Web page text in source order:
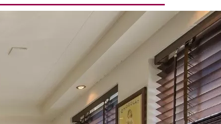
10 női szakma, amellyel
nemcsak többet
kereshetsz, de
boldogabb is lehetsz
Sztárok, akik az
Oroszlán
csillagjegyében
születtek